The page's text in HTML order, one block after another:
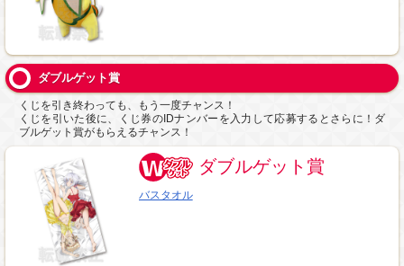
ダブルゲット賞
くじを引き終わっても、もう一度チャンス！
くじを引いた後に、くじ券のIDナンバーを入力して応募するとさらに！ダ
ブルゲット賞がもらえるチャンス！
ダブルゲット賞
バスタオル